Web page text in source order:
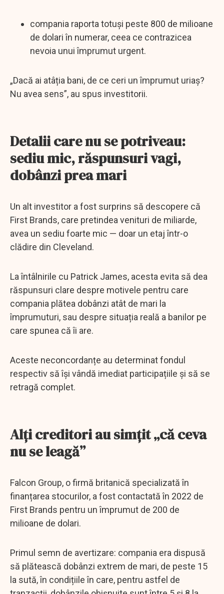
compania raporta totuși peste 800 de milioane
de dolari în numerar, ceea ce contrazicea
nevoia unui împrumut urgent.
„Dacă ai atâția bani, de ce ceri un împrumut uriaș?
Nu avea sens”, au spus investitorii.
Detalii care nu se potriveau:
sediu mic, răspunsuri vagi,
dobânzi prea mari
Un alt investitor a fost surprins să descopere că
First Brands, care pretindea venituri de miliarde,
avea un sediu foarte mic — doar un etaj într-o
clădire din Cleveland.
La întâlnirile cu Patrick James, acesta evita să dea
răspunsuri clare despre motivele pentru care
compania plătea dobânzi atât de mari la
împrumuturi, sau despre situația reală a banilor pe
care spunea că îi are.
Aceste neconcordanțe au determinat fondul
respectiv să își vândă imediat participațiile și să se
retragă complet.
Alți creditori au simțit „că ceva
nu se leagă”
Falcon Group, o firmă britanică specializată în
finanțarea stocurilor, a fost contactată în 2022 de
First Brands pentru un împrumut de 200 de
milioane de dolari.
Primul semn de avertizare: compania era dispusă
să plătească dobânzi extrem de mari, de peste 15
la sută, în condițiile în care, pentru astfel de